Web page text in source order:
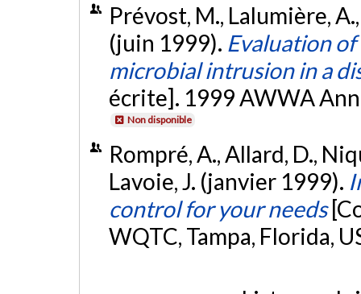
Prévost, M., Lalumière,
(juin 1999). Evaluation
microbial intrusion in a
écrite]. 1999 AWWA
Non disponible
Rompré, A., Allard, D.,
Lavoie, J. (janvier 1999).
control for your needs
WQTC, Tampa, Florida,